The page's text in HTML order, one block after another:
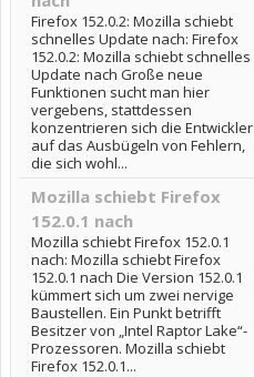
Firefox 152.0.2: Mozilla schiebt
schnelles Update nach: Firefox
152.0.2: Mozilla schiebt schnelles
Update nach Große neue
Funktionen sucht man hier
vergebens, stattdessen
konzentrieren sich die Entwickler
auf das Ausbügeln von Fehlern,
die sich wohl...
Mozilla schiebt Firefox
152.0.1 nach
Mozilla schiebt Firefox 152.0.1
nach: Mozilla schiebt Firefox
152.0.1 nach Die Version 152.0.1
kümmert sich um zwei nervige
Baustellen. Ein Punkt betrifft
Besitzer von „Intel Raptor Lake“-
Prozessoren. Mozilla schiebt
Firefox 152.0.1...